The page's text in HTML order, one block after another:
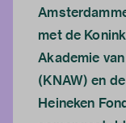
met de
Akademie
(KNAW) en
Heineken